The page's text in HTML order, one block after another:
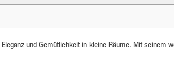
und Gemütlichkeit in kleine Räume. Mit